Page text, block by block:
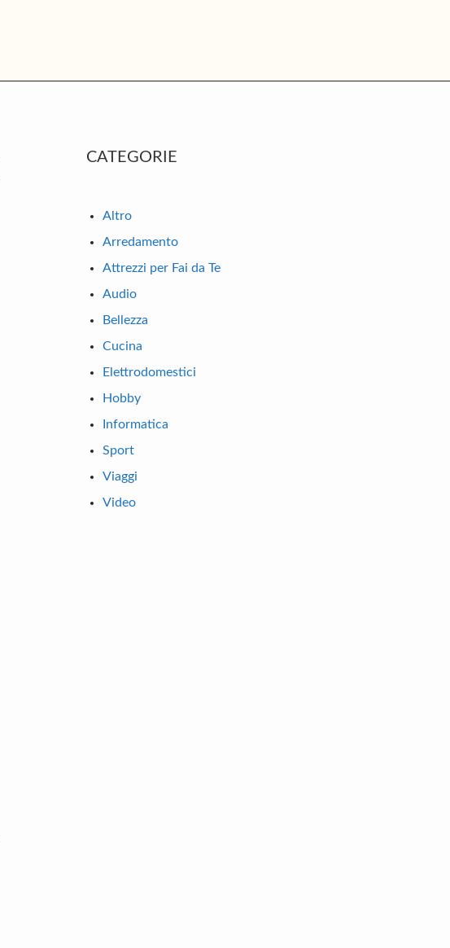
Primary
CATEGORIE
Altro
Arredamento
Attrezzi per Fai da Te
Audio
Bellezza
Cucina
Elettrodomestici
Hobby
Informatica
Sport
Viaggi
Video